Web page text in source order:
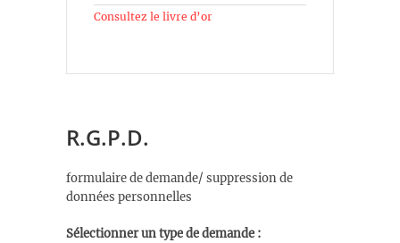
Consultez le livre d’or
R.G.P.D.
formulaire de demande/ suppression de
données personnelles
Sélectionner un type de demande :